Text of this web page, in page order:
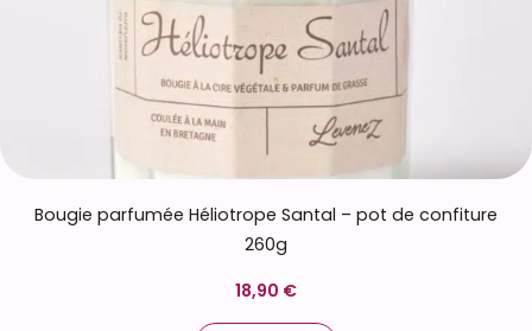
Bougie parfumée Héliotrope Santal – pot de confiture
260g
18,90 €